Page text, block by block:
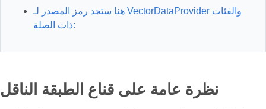
هنا ستجد رمز المصدر لـ VectorDataProvider والفئات
ذات الصلة:
نظرة عامة على قناع الطبقة الناقل